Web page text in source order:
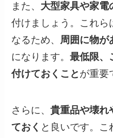
また、 大型家具や家電
付けましょう。これら
なるため、 周囲に物が
になります。最低限、
付けておくことが重要
さらに、貴重品や壊れ
ておく と良いです。こ